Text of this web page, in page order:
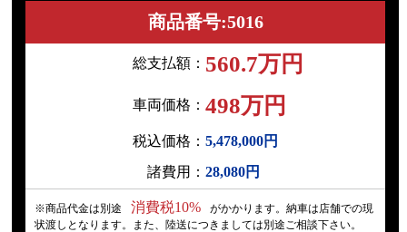
商品番号:5016
総支払額： 560.7万円
車両価格：498万円
税込価格：5,478,000円
諸費用：28,080円
※商品代金は別途 消費税10%
がかかります。納車は店舗での現
状渡しとなります。また、陸送につきましては別途ご相談下さい。